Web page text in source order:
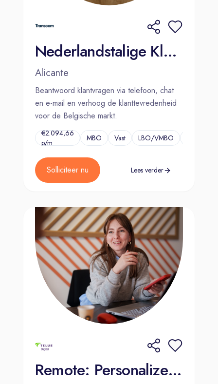
Nederlandstalige Klantenservicemedewerker - Alicante (m/v/d)
Alicante
Beantwoord klantvragen via telefoon, chat
en e-mail en verhoog de klanttevredenheid
voor de Belgische markt.
€2.094,66
p/m
MBO Vast LBO/VMBO
Solliciteer nu Lees verder
Remote: Personalized Internet Ads Assessor - Dutch (NL)